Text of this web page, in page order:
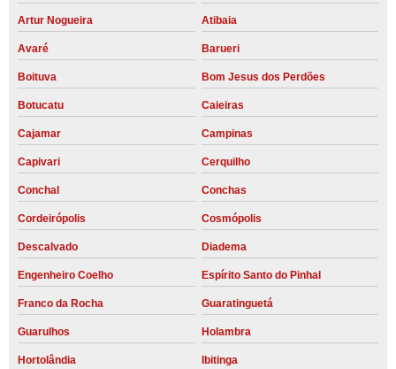
Artur Nogueira Atibaia
Avaré Barueri
Boituva Bom Jesus dos Perdões
Botucatu Caieiras
Cajamar Campinas
Capivari Cerquilho
Conchal Conchas
Cordeirópolis Cosmópolis
Descalvado Diadema
Engenheiro Coelho Espírito Santo do Pinhal
Franco da Rocha Guaratinguetá
Guarulhos Holambra
Hortolândia Ibitinga